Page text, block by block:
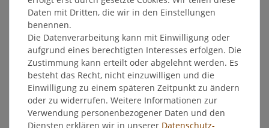
Broil King Premium Schutzhülle
Regal 600er, Imperial 600er
149,90 € *
In den Warenkorb
*inkl. ges. MwSt.zzgl.Versandkosten
Daten mit Dritten, die wir in den Einstellungen
benennen.
Die Datenverarbeitung kann mit Einwilligung oder
aufgrund eines berechtigten Interesses erfolgen. Die
Zustimmung kann erteilt oder abgelehnt werden. Es
besteht das Recht, nicht einzuwilligen und die
Einwilligung zu einem späteren Zeitpunkt zu ändern
oder zu widerrufen. Weitere Informationen zur
Verwendung personenbezogener Daten und den
Diensten erklären wir in unserer Daten­schutz­